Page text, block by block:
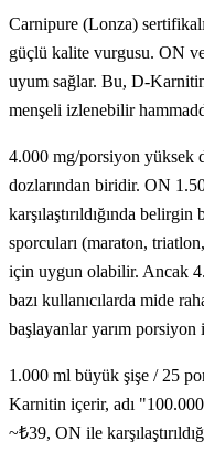
Carnipure (Lonza)
güçlü kalite vurgusu. ON
uyum sağlar. Bu, D-
menşeli izlenebilir
4.000 mg/porsiyon yüksek
dozlarından biridir. ON
karşılaştırıldığında
sporcuları (maraton,
için uygun olabilir. Ancak
bazı kullanıcılarda mide
başlayanlar yarım porsiyon
1.000 ml büyük şişe / 25
Karnitin içerir, adı
~₺39, ON ile